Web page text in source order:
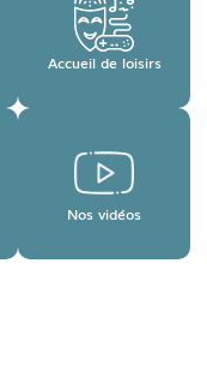
Accueil de loisirs
Nos vidéos